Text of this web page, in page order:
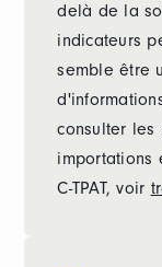
delà de la
indicateurs
semble être
consulter les
importations
C-TPAT, voir